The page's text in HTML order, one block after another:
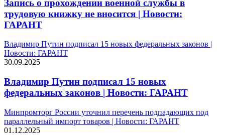
Запись о прохождении военной службы в
трудовую книжку не вносится | Новости:
ГАРАНТ
Владимир Путин подписал 15 новых федеральных законов |
Новости: ГАРАНТ
30.09.2025
Владимир Путин подписал 15 новых
федеральных законов | Новости: ГАРАНТ
Минпромторг России уточнил перечень подпадающих под
параллельный импорт товаров | Новости: ГАРАНТ
01.12.2025